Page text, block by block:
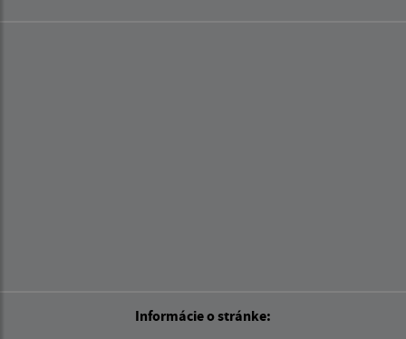
Informácie o stránke: